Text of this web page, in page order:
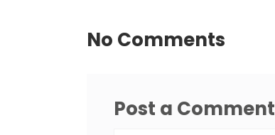
No Comments
Post a Comment